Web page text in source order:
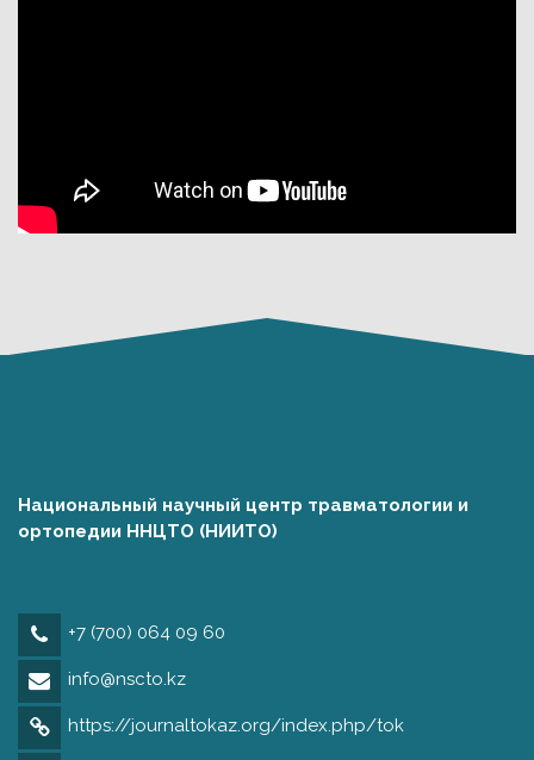
Национальный научный центр травматологии и
ортопедии ННЦТО (НИИТО)
+7 (700) 064 09 60
info@nscto.kz
https://journaltokaz.org/index.php/tok